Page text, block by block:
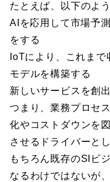
たとえば、以下のよ
AIを応用して市場予
をする
IoTにより、これま
モデルを構築する
新しいサービスを創
つまり、業務プロセ
化やコストダウンを
させるドライバーと
もちろん既存のSIビ
なるわけではないが